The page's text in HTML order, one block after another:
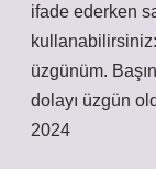
ifade ederken
üzgünüm.
dolayı üzgün
2024